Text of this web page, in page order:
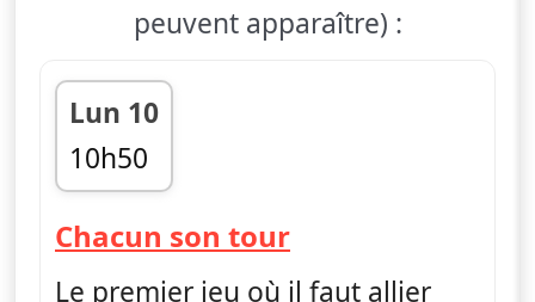
peuvent apparaître) :
Lun 10
10h50
fin 11h25
Chacun son tour— Chacun son
Le premier jeu où il faut allier